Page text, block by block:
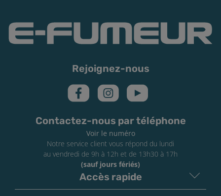
Vérifiez que votre résistance est en bon état et
pensez à les amorcer avant la première utilisation
La consommation de e-liquides est formellement
interdite aux mineurs. Elle est également fortement
déconseillée aux personnes sensibles comme les
femmes enceintes, les personnes souffrant de
maladies cardiovasculaires ou encore d’hypertension.
En cas de contact avec la peau ou si vous ingérez du e-
liquide, contactez votre médecin. Conservez vos e-
liquides hors de portée des enfants.
Rejoignez-nous
Contactez-nous par téléphone
Voir le numéro
Notre service client vous répond du lundi
au vendredi de 9h à 12h et de 13h30 à 17h
(sauf jours fériés)
Accès rapide